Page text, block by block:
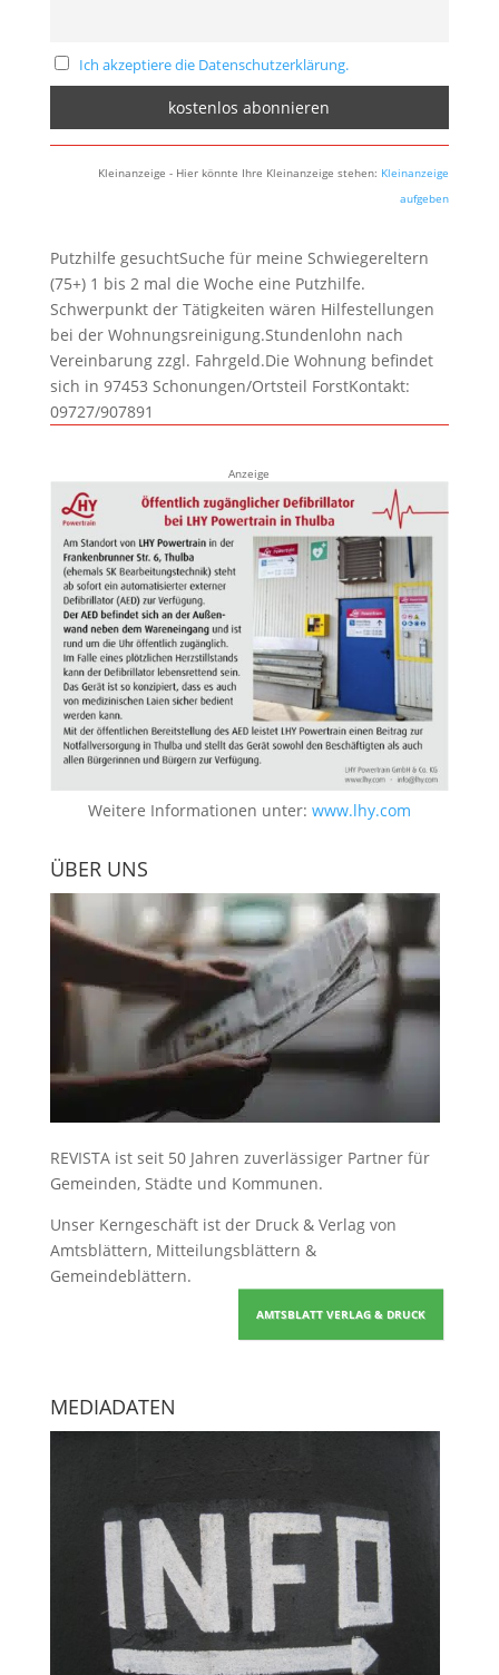
Ich akzeptiere die Datenschutzerklärung.
Kleinanzeige - Hier könnte Ihre Kleinanzeige stehen: Kleinanzeige
aufgeben
Putzhilfe gesuchtSuche für meine Schwiegereltern
(75+) 1 bis 2 mal die Woche eine Putzhilfe.
Schwerpunkt der Tätigkeiten wären Hilfestellungen
bei der Wohnungsreinigung.Stundenlohn nach
Vereinbarung zzgl. Fahrgeld.Die Wohnung befindet
sich in 97453 Schonungen/Ortsteil ForstKontakt:
09727/907891
Anzeige
Weitere Informationen unter: www.lhy.com
ÜBER UNS
REVISTA ist seit 50 Jahren zuverlässiger Partner für
Gemeinden, Städte und Kommunen.
Unser Kerngeschäft ist der Druck & Verlag von
Amtsblättern, Mitteilungsblättern &
Gemeindeblättern.
AMTSBLATT VERLAG & DRUCK
MEDIADATEN